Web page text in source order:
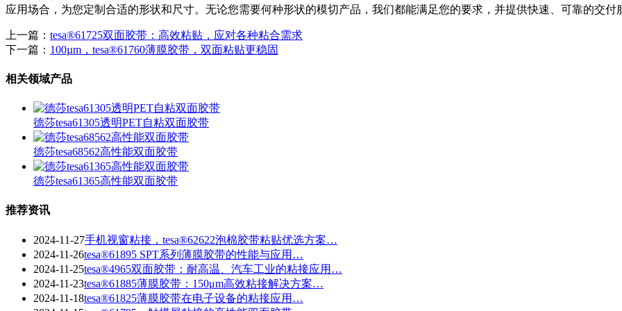
应用场合，为您定制合适的形状和尺寸。无论您需要何种形状的模切产品，我们都能满足您的要求，并提供快速、可靠的交付
上一篇： tesa®61725双面胶带：高效粘贴，应对各种粘合需求
下一篇： 100µm，tesa®61760薄膜胶带，双面粘贴更稳固
相关领域产品
德莎tesa61305透明PET自粘双面胶带
德莎tesa68562高性能双面胶带
德莎tesa61365高性能双面胶带
推荐资讯
2024-11-27手机视窗粘接，tesa®62622泡棉胶带粘贴优选方案…
2024-11-26tesa®61895 SPT系列薄膜胶带的性能与应用…
2024-11-25tesa®4965双面胶带：耐高温、汽车工业的粘接应用…
2024-11-23​tesa®61885薄膜胶带：150μm高效粘接解决方案…
2024-11-18tesa®61825薄膜胶带在电子设备的粘接应用…